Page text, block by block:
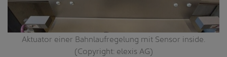
Aktuator einer Bahnlaufregelung mit Sensor inside.
(Copyright: elexis AG)